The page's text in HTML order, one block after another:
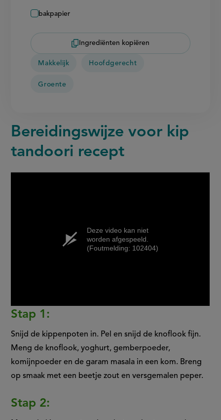
bakpapier
Ingrediënten kopiëren
Makkelijk Hoofdgerecht
Groente
Bereidingswijze voor kip
tandoori recept
Deze video kan niet
worden afgespeeld.
(Foutmelding: 102404)
Stap 1:
Snijd de kippenpoten in. Pel en snijd de knoflook fijn.
Meng de knoflook, yoghurt, gemberpoeder,
komijnpoeder en de garam masala in een kom. Breng
op smaak met een beetje zout en versgemalen peper.
Stap 2: